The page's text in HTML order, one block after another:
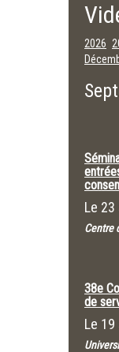
2026
Le 23
Centre
38e
de
Le 19